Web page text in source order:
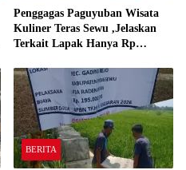
Penggagas Paguyuban Wisata
Kuliner Teras Sewu ,Jelaskan
Terkait Lapak Hanya Rp
BERITA